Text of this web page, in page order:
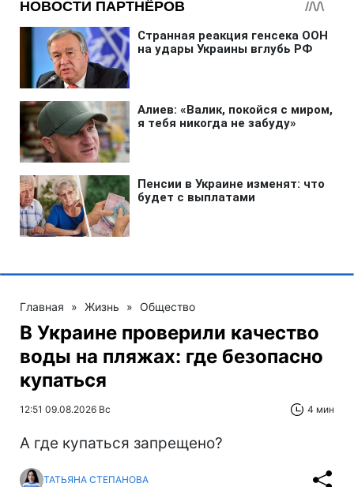
Главная » Жизнь » Общество
В Украине проверили качество
воды на пляжах: где безопасно
купаться
12:51 09.08.2026 Вс 4 мин
А где купаться запрещено?
ТАТЬЯНА СТЕПАНОВА